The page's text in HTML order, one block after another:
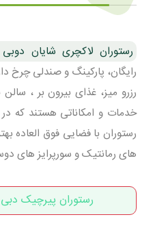
رستوران لاکچری شایان دوبی
رایگان، پارکینگ و صندلی چرخ
رزرو میز، غذای بیرون بر ،
خدمات و امکاناتی هستند که
رستوران با فضایی فوق العاده
های رمانتیک و سورپرایز های
رستوران پیرچیک